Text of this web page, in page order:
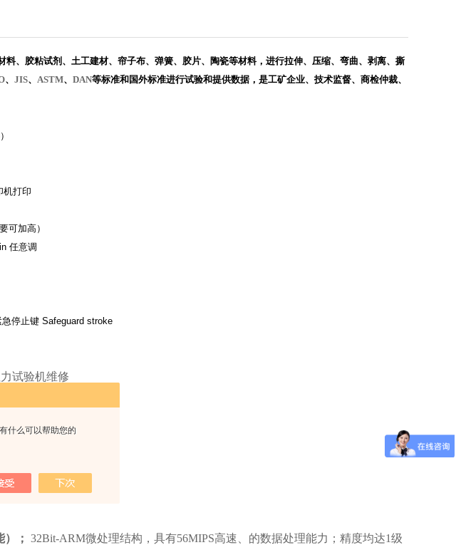
什么可以帮助您的
、胶粘试剂、土工建材、帘子布、弹簧、胶片、陶瓷等材料，进行拉伸、压缩、弯曲、剥离、撕
、JIS、ASTM、DAN等标准和国外标准进行试验和提供数据，是工矿企业、技术监督、商检仲裁、
机打印
可加高）
任意调
急停止键 Safeguard stroke
试验机维修
）；32Bit-ARM微处理结构，具有56MIPS高速、的数据处理能力；精度均达1级